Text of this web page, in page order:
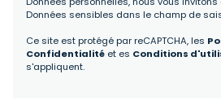
Données sensibles dans le champ de
Ce site est protégé par reCAPTCHA, les
Confidentialité et es Conditions
s'appliquent.